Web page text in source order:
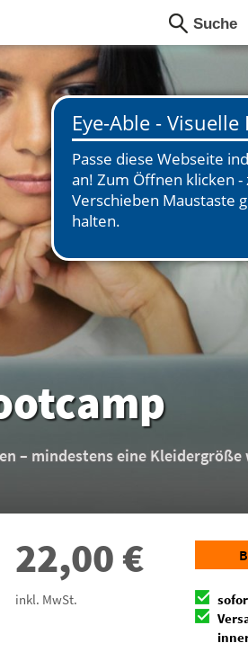
– mindestens eine Kleidergröße
22,00€
inkl. MwSt.